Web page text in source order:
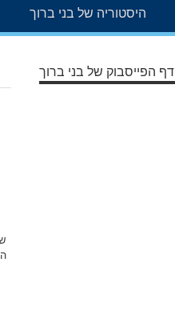
היסטוריה של בני ברוך
דף הפייסבוק של בני ברוך